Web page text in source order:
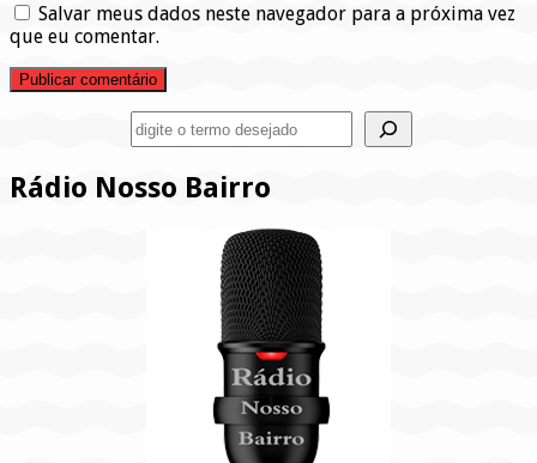
Salvar meus dados neste navegador para a próxima vez
que eu comentar.
Rádio Nosso Bairro